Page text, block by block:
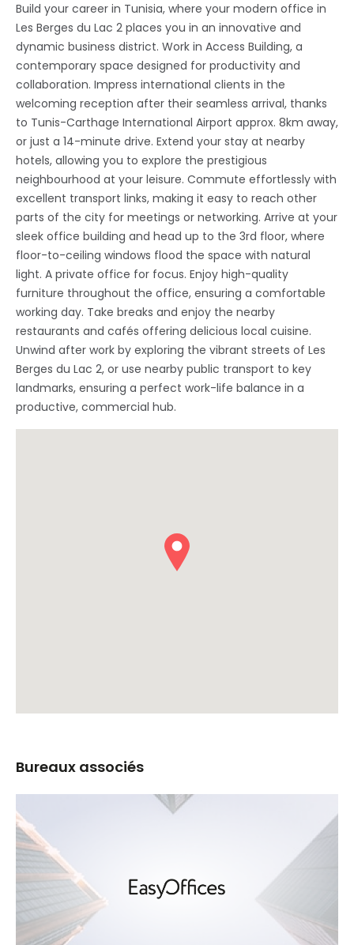
Build your career in Tunisia, where your modern office in
Les Berges du Lac 2 places you in an innovative and
dynamic business district. Work in Access Building, a
contemporary space designed for productivity and
collaboration. Impress international clients in the
welcoming reception after their seamless arrival, thanks
to Tunis-Carthage International Airport approx. 8km away,
or just a 14-minute drive. Extend your stay at nearby
hotels, allowing you to explore the prestigious
neighbourhood at your leisure. Commute effortlessly with
excellent transport links, making it easy to reach other
parts of the city for meetings or networking. Arrive at your
sleek office building and head up to the 3rd floor, where
floor-to-ceiling windows flood the space with natural
light. A private office for focus. Enjoy high-quality
furniture throughout the office, ensuring a comfortable
working day. Take breaks and enjoy the nearby
restaurants and cafés offering delicious local cuisine.
Unwind after work by exploring the vibrant streets of Les
Berges du Lac 2, or use nearby public transport to key
landmarks, ensuring a perfect work-life balance in a
productive, commercial hub.
Bureaux associés